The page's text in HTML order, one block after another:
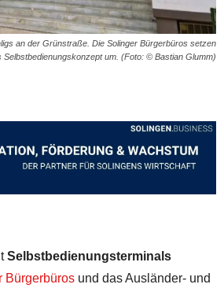
an der Grünstraße. Die Solinger Bürgerbüros setzen
Selbstbedienungskonzept um. (Foto: © Bastian Glumm)
Selbstbedienungsterminals
Bürgerbüros und das Ausländer- und